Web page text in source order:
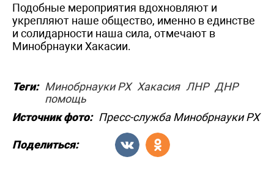
Подобные мероприятия вдохновляют и
укрепляют наше общество, именно в единстве
и солидарности наша сила, отмечают в
Минобрнауки Хакасии.
Теги: Минобрнауки РХ Хакасия ЛНР ДНР
помощь
Источник фото: Пресс-служба Минобрнауки РХ
Поделиться: